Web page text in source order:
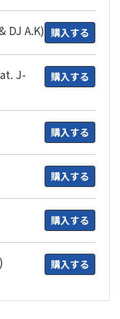
DJ A.K) 購入する
J-
購入する
購入する
購入する
購入する
購入する